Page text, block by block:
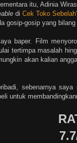
itu, Adinia
di Cek Toko Sebelah
gosip-gosip yang
baper. Film
tertimpa masalah
akan kalian
sebenarnya
untuk